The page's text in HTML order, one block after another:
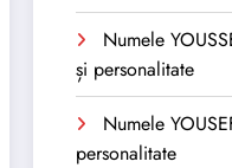
Numele
și personalitate
Numele
personalitate